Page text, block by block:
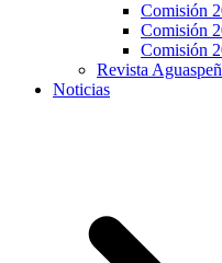
Comisión
Comisión
Comisión
Revista
Noticias